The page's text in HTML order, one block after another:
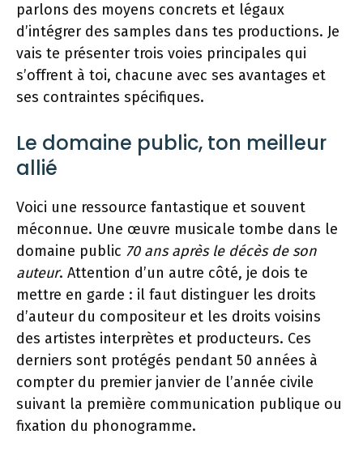
parlons des moyens concrets et légaux
d’intégrer des samples dans tes productions. Je
vais te présenter trois voies principales qui
s’offrent à toi, chacune avec ses avantages et
ses contraintes spécifiques.
Le domaine public, ton meilleur
allié
Voici une ressource fantastique et souvent
méconnue. Une œuvre musicale tombe dans le
domaine public 70 ans après le décès de son
auteur. Attention d’un autre côté, je dois te
mettre en garde : il faut distinguer les droits
d’auteur du compositeur et les droits voisins
des artistes interprètes et producteurs. Ces
derniers sont protégés pendant 50 années à
compter du premier janvier de l’année civile
suivant la première communication publique ou
fixation du phonogramme.